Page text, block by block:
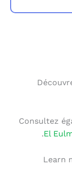
Consultez
El
Learn